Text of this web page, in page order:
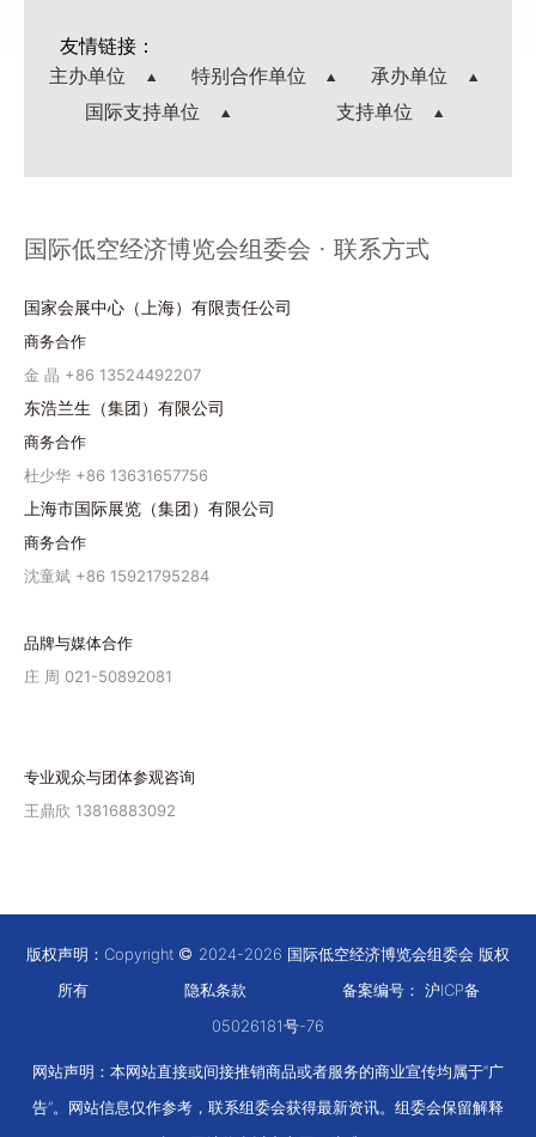
友情链接：
主办单位
特别合作单位
承办单位
国际支持单位
支持单位
国际低空经济博览会组委会 · 联系方式
国家会展中心（上海）有限责任公司
商务合作
金 晶 +86 13524492207
东浩兰生（集团）有限公司
商务合作
杜少华 +86 13631657756
上海市国际展览（集团）有限公司
商务合作
沈童斌 +86 15921795284
品牌与媒体合作
庄 周 021-50892081
专业观众与团体参观咨询
王鼎欣 13816883092
版权声明：Copyright
2024-2026 国际低空经济博览会组委会 版权
所有
隐私条款 备案编号： 沪ICP备
05026181号-76
网站声明：本网站直接或间接推销商品或者服务的商业宣传均属于“广
告”。网站信息仅作参考，联系组委会获得最新资讯。组委会保留解释